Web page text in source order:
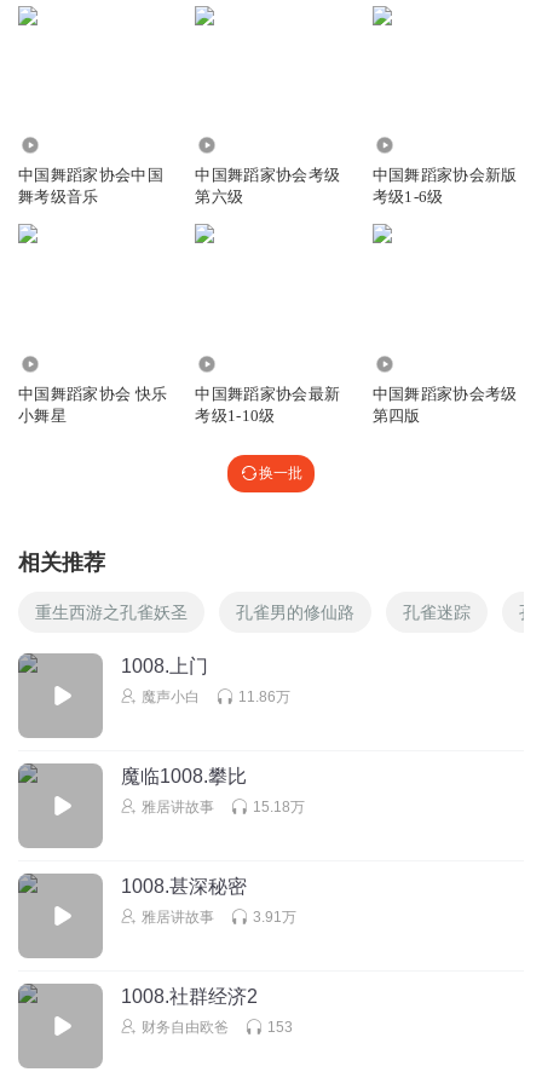
中国舞蹈家协会中国
舞考级音乐
中国舞蹈家协会考级
第六级
中国舞蹈家协会新版
考级1-6级
中国舞蹈家协会 快乐
小舞星
中国舞蹈家协会最新
考级1-10级
中国舞蹈家协会考级
第四版
换一批
相关推荐
重生西游之孔雀妖圣 孔雀男的修仙路 孔雀迷踪 孔
1008.上门
魔声小白 11.86万
魔临1008.攀比
雅居讲故事 15.18万
1008.甚深秘密
雅居讲故事 3.91万
1008.社群经济2
财务自由欧爸 153